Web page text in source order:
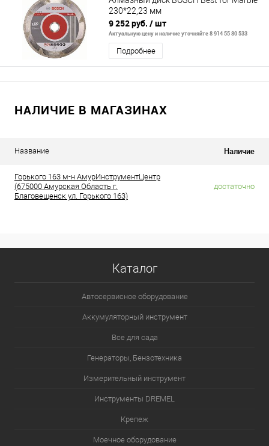
230*22,23 мм
9 252 руб. / шт
Актуальную цену и наличие уточняйте 8 914 55 80 533
Подробнее
НАЛИЧИЕ В МАГАЗИНАХ
Название Наличие
Горького 163 м-н АмурИнструментЦентр
(675000 Амурская Область г.
Благовещенск ул. Горького 163)
достаточно
Каталог
Автосервисное оборудование
Аккумуляторный инструмент
Все для сада
Генераторы, Бензотехника
Измерительный инструмент
Инструменты DREMEL
Крепеж
Моечное оборудование